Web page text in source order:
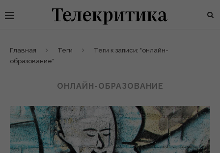
Главная Теги
Теги к записи: "онлайн-
образование"
ОНЛАЙН-ОБРАЗОВАНИЕ